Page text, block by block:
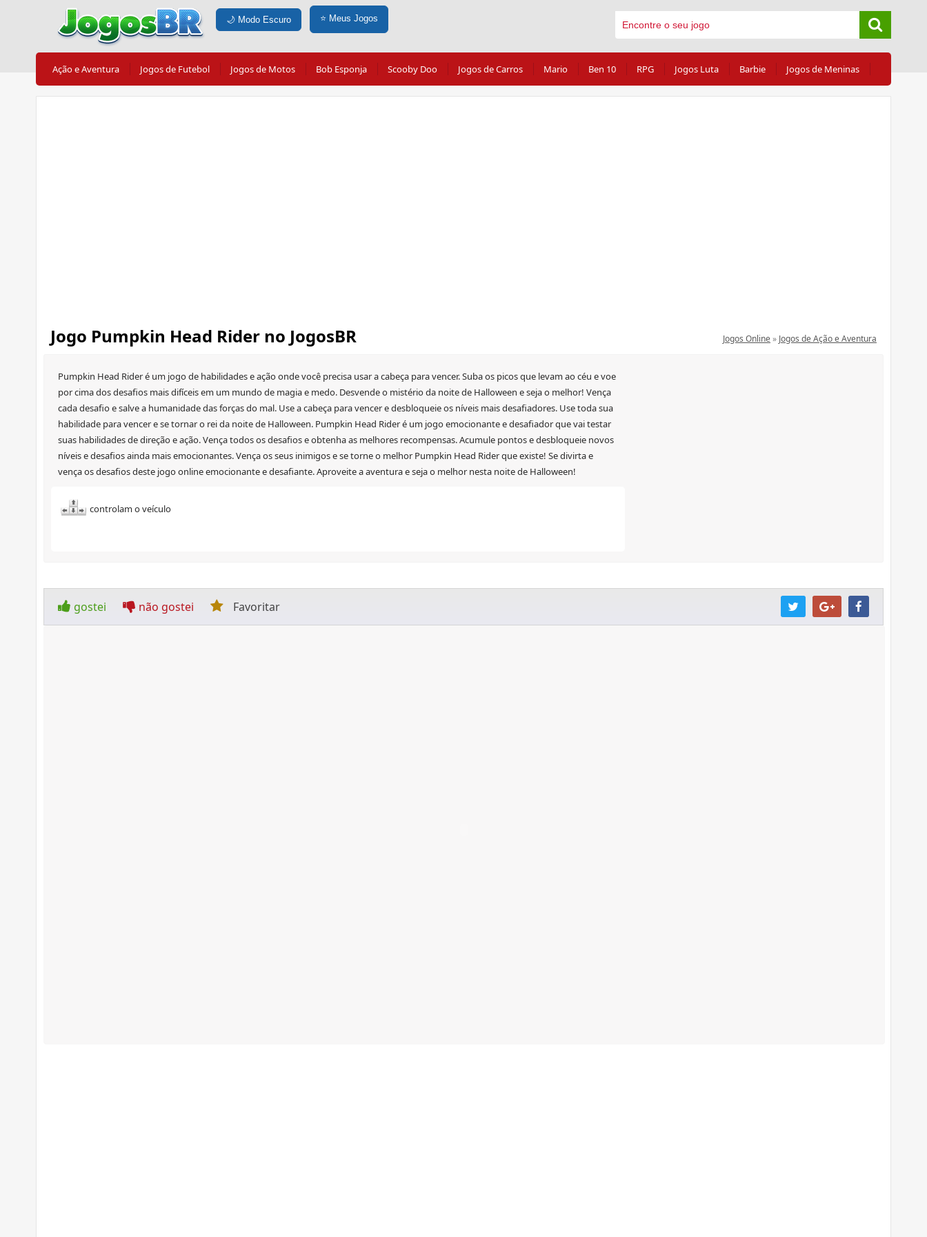
🌙 Modo Escuro ⭐ Meus Jogos
Ação e Aventura Jogos de Futebol Jogos de Motos Bob Esponja Scooby Doo Jogos de Carros Mario Ben 10 RPG Jogos Luta Barbie Jogos de Meninas
Jogo Pumpkin Head Rider no JogosBR Jogos Online» Jogos de Ação e Aventura
Pumpkin Head Rider é um jogo de habilidades e ação onde você precisa usar a cabeça para vencer. Suba os picos que levam ao céu e voe
por cima dos desafios mais difíceis em um mundo de magia e medo. Desvende o mistério da noite de Halloween e seja o melhor! Vença
cada desafio e salve a humanidade das forças do mal. Use a cabeça para vencer e desbloqueie os níveis mais desafiadores. Use toda sua
habilidade para vencer e se tornar o rei da noite de Halloween. Pumpkin Head Rider é um jogo emocionante e desafiador que vai testar
suas habilidades de direção e ação. Vença todos os desafios e obtenha as melhores recompensas. Acumule pontos e desbloqueie novos
níveis e desafios ainda mais emocionantes. Vença os seus inimigos e se torne o melhor Pumpkin Head Rider que existe! Se divirta e
vença os desafios deste jogo online emocionante e desafiante. Aproveite a aventura e seja o melhor nesta noite de Halloween!
controlam o veículo
gostei não gostei Favoritar